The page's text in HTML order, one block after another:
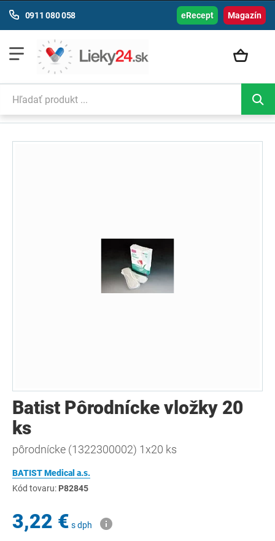
Magazín
0911 080 058 eRecept
Batist Pôrodnícke vložky 20
ks
pôrodnícke (1322300002) 1x20 ks
BATIST Medical a.s.
Kód tovaru: P82845
3,22 € s dph